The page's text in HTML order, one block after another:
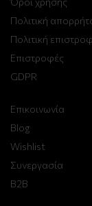
Πολιτική
Πολιτική
Επιστροφές
GDPR
Επικοινωνία
Blog
Wishlist
Συνεργασία
B2B